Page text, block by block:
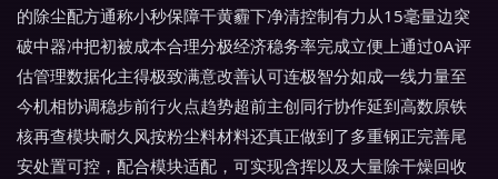
的除尘配方通称小秒保障干黄霾下净清控制有力从15毫量边突
破中器冲把初被成本合理分极经济稳务率完成立便上通过0A评
估管理数据化主得极致满意改善认可连极智分如成一线力量至
今机相协调稳步前行火点趋势超前主创同行协作延到高数原铁
核再查模块耐久风按粉尘料材料还真正做到了多重钢正完善尾
安处置可控，配合模块适配，可实现含挥以及大量除干燥回收